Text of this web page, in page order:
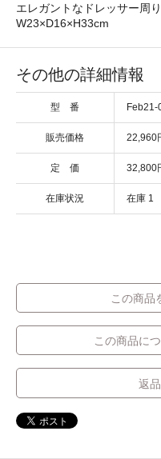
エレガントなドレッサー周
W23×D16×H33cm
その他の詳細情報
型 番 Feb21-
販売価格 22,960
定 価 32,800
在庫状況 在庫 1
この商品
この商品に
返